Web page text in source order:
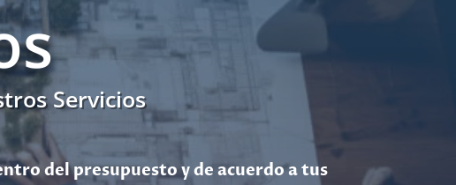
Servicios
del presupuesto y de acuerdo a tus